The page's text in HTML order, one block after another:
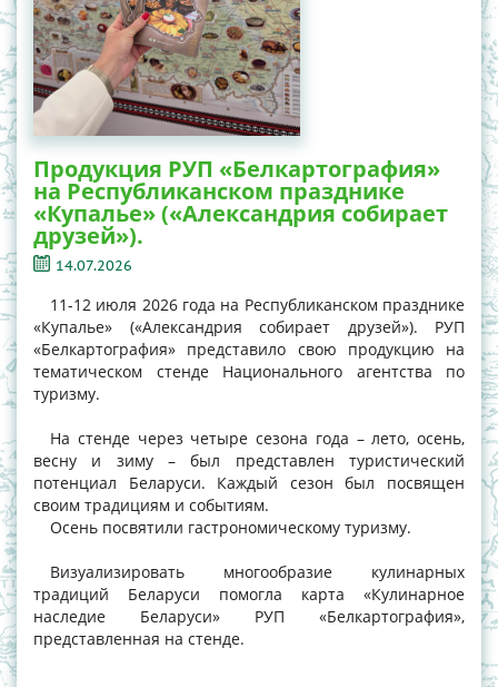
Продукция РУП «Белкартография»
на Республиканском празднике
«Купалье» («Александрия собирает
друзей»).
14.07.2026
11-12 июля 2026 года на Республиканском празднике
«Купалье» («Александрия собирает друзей»). РУП
«Белкартография» представило свою продукцию на
тематическом стенде Национального агентства по
туризму.
На стенде через четыре сезона года – лето, осень,
весну и зиму – был представлен туристический
потенциал Беларуси. Каждый сезон был посвящен
своим традициям и событиям.
Осень посвятили гастрономическому туризму.
Визуализировать многообразие кулинарных
традиций Беларуси помогла карта «Кулинарное
наследие Беларуси» РУП «Белкартография»,
представленная на стенде.